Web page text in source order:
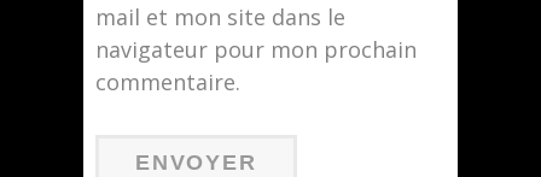
mail et mon site dans le
navigateur pour mon prochain
commentaire.